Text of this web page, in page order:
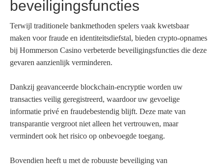
beveiligingsfuncties
Terwijl traditionele bankmethoden spelers vaak kwetsbaar
maken voor fraude en identiteitsdiefstal, bieden crypto-opnames
bij Hommerson Casino verbeterde beveiligingsfuncties die deze
gevaren aanzienlijk verminderen.
Dankzij geavanceerde blockchain-encryptie worden uw
transacties veilig geregistreerd, waardoor uw gevoelige
informatie privé en fraudebestendig blijft. Deze mate van
transparantie vergroot niet alleen het vertrouwen, maar
vermindert ook het risico op onbevoegde toegang.
Bovendien heeft u met de robuuste beveiliging van